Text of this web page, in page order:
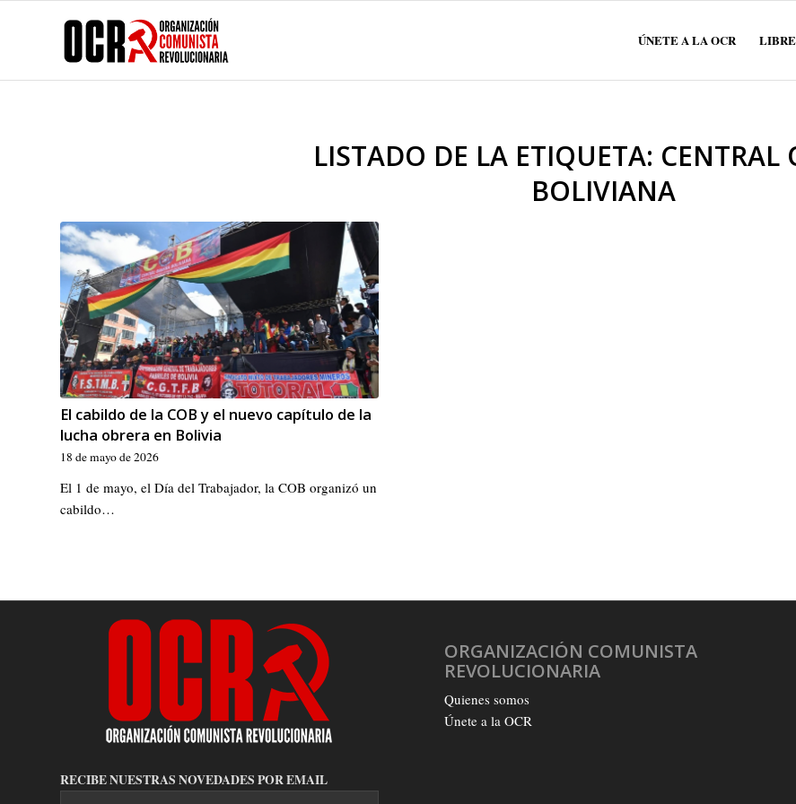
ÚNETE A LA OCR
LISTADO DE LA ETIQUETA: CENTRAL
BOLIVIANA
El cabildo de la COB y el nuevo capítulo de la
lucha obrera en Bolivia
18 de mayo de 2026
El 1 de mayo, el Día del Trabajador, la COB organizó un
cabildo…
RECIBE NUESTRAS NOVEDADES POR EMAIL
ORGANIZACIÓN COMUNISTA
REVOLUCIONARIA
Quienes somos
Únete a la OCR